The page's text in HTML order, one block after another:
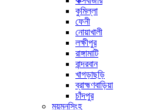
কুমিল্লা
ফেনী
নোয়াখালী
লক্ষীপুর
রাঙ্গামাটি
বান্দরবান
খাগড়াছড়ি
ব্রাহ্মণবাড়িয়া
চাঁদপুর
ময়মনসিংহ